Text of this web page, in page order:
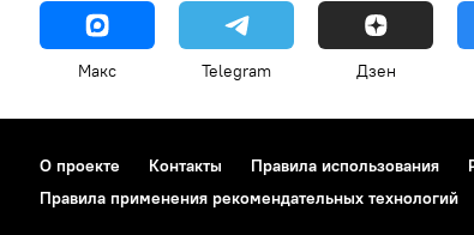
Макс Telegram Дзен
О проекте Контакты Правила использования
Правила применения рекомендательных технологий